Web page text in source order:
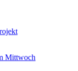
Mittwoch